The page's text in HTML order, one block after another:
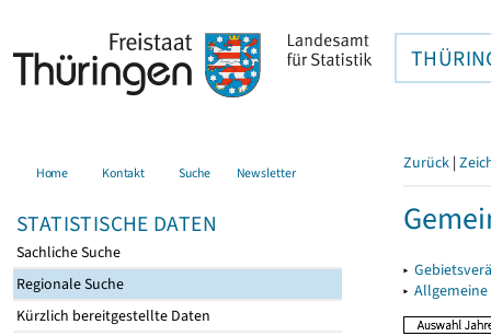
Home Kontakt Suche Newsletter
STATISTISCHE DATEN
Sachliche Suche
Regionale Suche
Kürzlich bereitgestellte Daten
Zurück |
▸
▸